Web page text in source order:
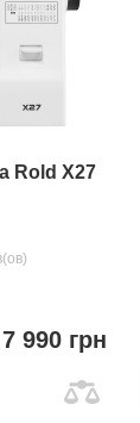
Rold X27
7 990 грн